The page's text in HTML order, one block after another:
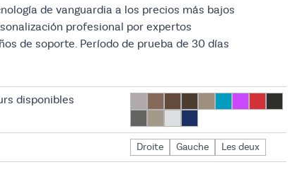
de vanguardia a los precios más bajos
profesional por expertos
de soporte. Período de prueba de 30 días
disponibles
Droite Gauche Les deux